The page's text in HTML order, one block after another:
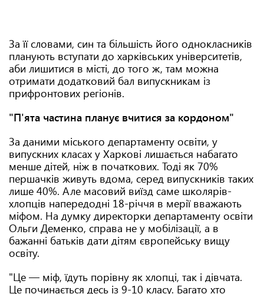
За її словами, син та більшість його однокласників
планують вступати до харківських університетів,
аби лишитися в місті, до того ж, там можна
отримати додатковий бал випускникам із
прифронтових регіонів.
"П'ята частина планує вчитися за кордоном"
За даними міського департаменту освіти, у
випускних класах у Харкові лишається набагато
менше дітей, ніж в початкових. Тоді як 70%
першачків живуть вдома, серед випускників таких
лише 40%. Але масовий виїзд саме школярів-
хлопців напередодні 18-річчя в мерії вважають
міфом. На думку директорки департаменту освіти
Ольги Деменко, справа не у мобілізації, а в
бажанні батьків дати дітям європейську вищу
освіту.
"Це — міф, їдуть порівну як хлопці, так і дівчата.
Це починається десь із 9-10 класу. Багато хто